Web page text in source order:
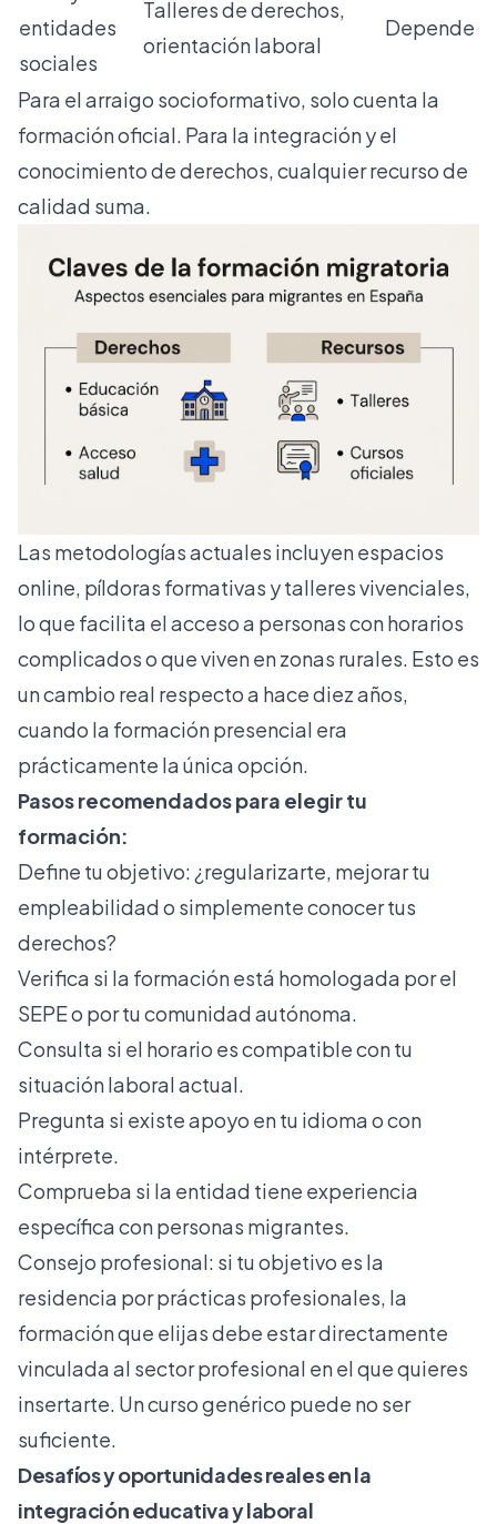
entidades
sociales
Talleres de derechos,
orientación laboral
Depende
Para el arraigo socioformativo, solo cuenta la
formación oficial. Para la integración y el
conocimiento de derechos, cualquier recurso de
calidad suma.
Las metodologías actuales incluyen espacios
online, píldoras formativas y talleres vivenciales,
lo que facilita el acceso a personas con horarios
complicados o que viven en zonas rurales. Esto es
un cambio real respecto a hace diez años,
cuando la formación presencial era
prácticamente la única opción.
Pasos recomendados para elegir tu
formación:
Define tu objetivo: ¿regularizarte, mejorar tu
empleabilidad o simplemente conocer tus
derechos?
Verifica si la formación está homologada por el
SEPE o por tu comunidad autónoma.
Consulta si el horario es compatible con tu
situación laboral actual.
Pregunta si existe apoyo en tu idioma o con
intérprete.
Comprueba si la entidad tiene experiencia
específica con personas migrantes.
Consejo profesional: si tu objetivo es la
residencia por prácticas profesionales , la
formación que elijas debe estar directamente
vinculada al sector profesional en el que quieres
insertarte. Un curso genérico puede no ser
suficiente.
Desafíos y oportunidades reales en la
integración educativa y laboral